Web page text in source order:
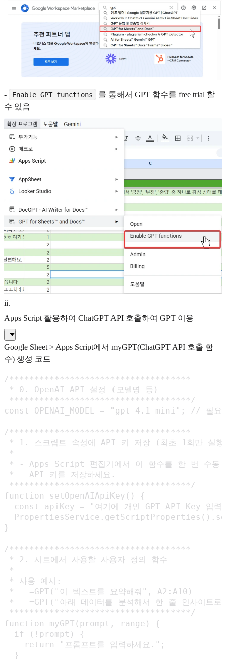
- Enable GPT functions
를 통해서 GPT 함수를 free trial 할
수 있음
ii.
Apps Script 활용하여 ChatGPT API 호출하여 GPT 이용
Google Sheet > Apps Script에서 myGPT(ChatGPT API 호출 함
수) 생성 코드
/************************************
* 0. OpenAI API 설정 (모델명 등)
************************************/
const OPENAI_MODEL = "gpt-4.1-mini"; // 필요
/************************************
* 1. 스크립트 속성에 API 키 저장 (최초 1회만 실
*
* - Apps Script 편집기에서 이 함수를 한 번 수동
*   API 키를 저장하세요.
************************************/
function setOpenAIApiKey() {
const apiKey = "여기에 개인 GPT_API_Key 입력
}
/************************************
* 2. 시트에서 사용할 사용자 정의 함수
*
* 사용 예시:
*   =GPT("이 텍스트를 요약해줘", A2:A10)
*   =GPT("아래 데이터를 분석해서 한 줄 인사이트
************************************/
function myGPT(prompt, range) {
  if (!prompt) {
    return "프롬프트를 입력하세요.";
  }